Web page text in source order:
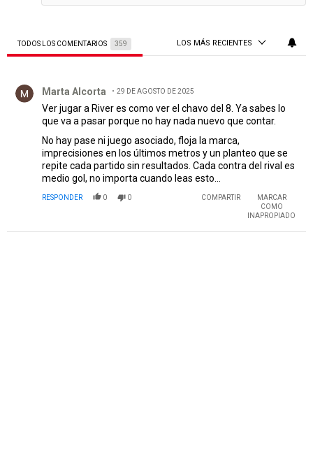
TODOS LOS COMENTARIOS 359 LOS MÁS RECIENTES
Marta Alcorta 29 DE AGOSTO DE 2025
Ver jugar a River es como ver el chavo del 8. Ya sabes lo
que va a pasar porque no hay nada nuevo que contar.
No hay pase ni juego asociado, floja la marca,
imprecisiones en los últimos metros y un planteo que se
repite cada partido sin resultados. Cada contra del rival es
medio gol, no importa cuando leas esto...
RESPONDER 0 0 COMPARTIR
MARCAR
COMO
INAPROPIADO